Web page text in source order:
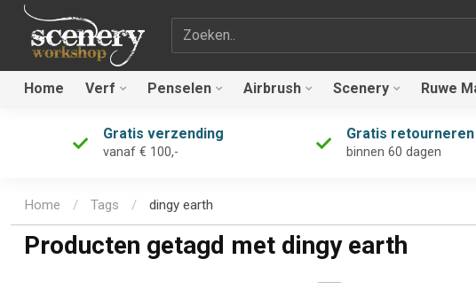
Zoekterm
Home Verf Penselen Airbrush Scenery Ruwe
Gratis verzending
vanaf € 100,-
Gratis retourneren
binnen 60 dagen
Home / Tags / dingy earth
Producten getagd met dingy earth